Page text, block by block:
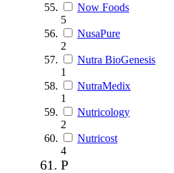
Now Foods
5
NusaPure
2
Nutra BioGenesis
1
NutraMedix
1
Nutricology
2
Nutricost
4
P